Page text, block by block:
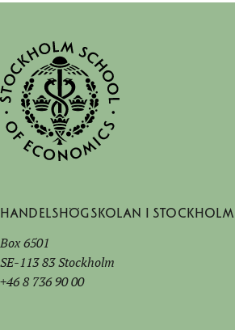
Handelshögskolan i Stockholm
Box 6501
SE-113 83 Stockholm
+46 8 736 90 00